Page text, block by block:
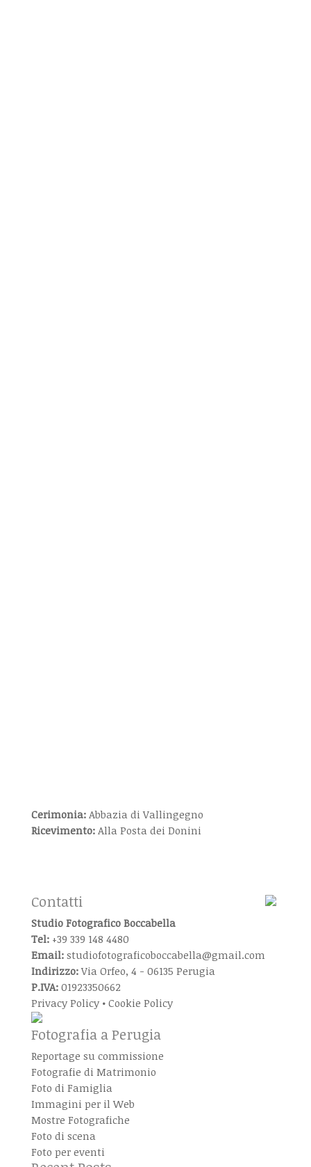
Cerimonia:Abbazia di Vallingegno
Ricevimento:Alla Posta dei Donini
Contatti
Studio Fotografico Boccabella
Tel:+39 339 148 4480
Email: studiofotograficoboccabella@gmail.com
Indirizzo: Via Orfeo, 4 - 06135 Perugia
P.IVA: 01923350662
Privacy Policy• Cookie Policy
Fotografia a Perugia
Reportage su commissione
Fotografie di Matrimonio
Foto di Famiglia
Immagini per il Web
Mostre Fotografiche
Foto di scena
Foto per eventi